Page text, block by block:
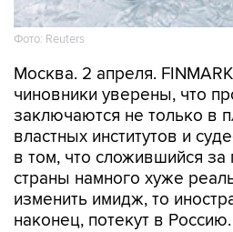
Фото: Reuters
Москва. 2 апреля.
чиновники уверены, что
заключаются не только в
властных институтов и
в том, что сложившийся
страны намного хуже
изменить имидж, то
наконец, потекут в Россию.